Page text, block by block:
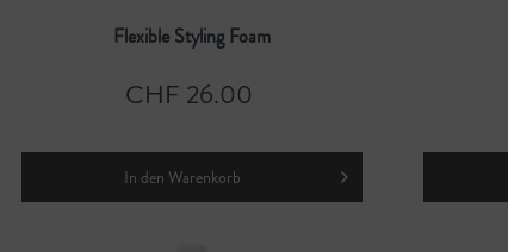
Flexible Styling Foam
CHF 26.00
In den Warenkorb